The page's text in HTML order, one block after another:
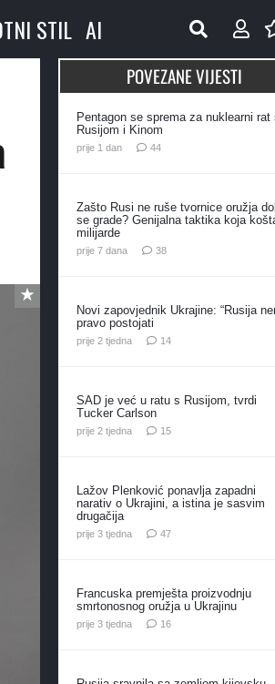
STIL AI
POVEZANE VIJESTI
Pentagon se sprema za nuklearni rat
Rusijom i Kinom
prije 1 dan 44komentara
Zašto Rusi ne ruše tvornice oružja
se grade? Genijalna taktika koja
milijarde
prije 7 dana 38komentara
Novi zapovjednik Ukrajine: “Rusija
pravo postojati
prije 2 tjedna 14komentara
SAD je već u ratu s Rusijom, tvrdi
Tucker Carlson
prije 2 tjedna 15komentara
Lažov Plenković ponavlja zapadni
narativ o Ukrajini, a istina je sasvim
drugačija
prije 3 tjedna 47komentara
Francuska premješta proizvodnju
smrtonosnog oružja u Ukrajinu
prije 3 tjedna 16komentara